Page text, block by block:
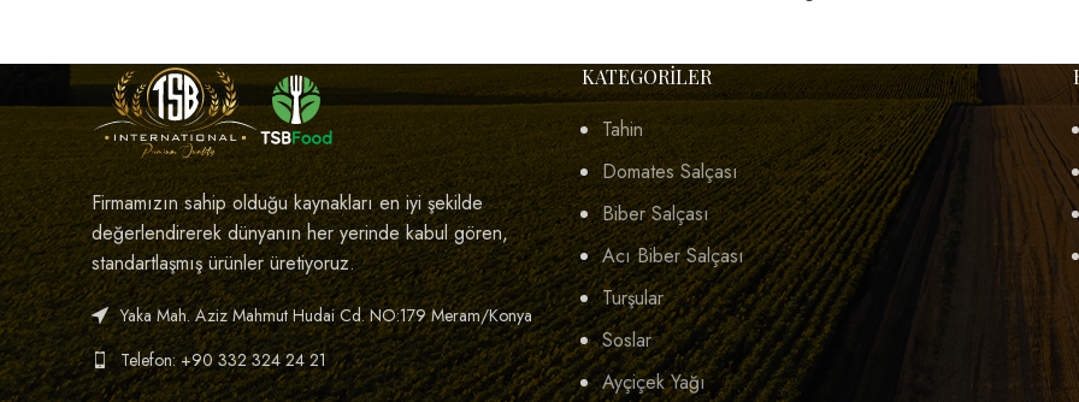
Firmamızın sahip olduğu kaynakları en iyi şekilde
değerlendirerek dünyanın her yerinde kabul gören,
standartlaşmış ürünler üretiyoruz.
Yaka Mah. Aziz Mahmut Hudai Cd. NO:179 Meram/Konya
Telefon: +90 332 324 24 21
KATEGORILER
Tahin
Domates Salçası
Biber Salçası
Acı Biber Salçası
Turşular
Soslar
Ayçiçek Yağı